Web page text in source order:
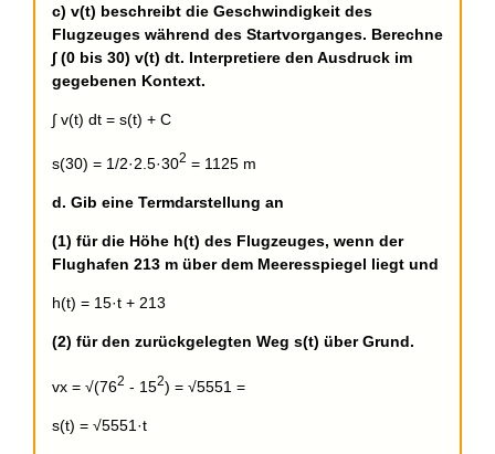
c) v(t) beschreibt die Geschwindigkeit des
Flugzeuges während des Startvorganges. Berechne
∫ (0 bis 30) v(t) dt. Interpretiere den Ausdruck im
gegebenen Kontext.
∫ v(t) dt = s(t) + C
s(30) = 1/2·2.5·302 = 1125 m
d. Gib eine Termdarstellung an
(1) für die Höhe h(t) des Flugzeuges, wenn der
Flughafen 213 m über dem Meeresspiegel liegt und
h(t) = 15·t + 213
(2) für den zurückgelegten Weg s(t) über Grund.
vx = √(762 - 152) = √5551 =
s(t) = √5551·t